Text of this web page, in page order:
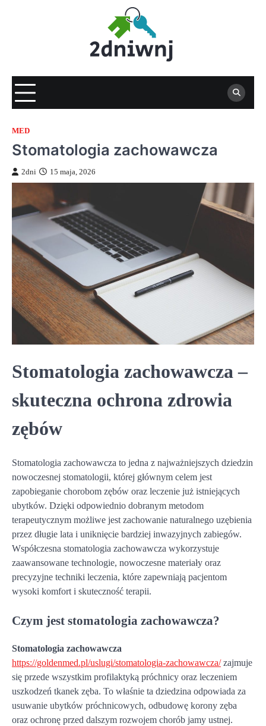
MED
Stomatologia zachowawcza
2dni 15 maja, 2026
Stomatologia zachowawcza –
skuteczna ochrona zdrowia
zębów
Stomatologia zachowawcza to jedna z najważniejszych dziedzin
nowoczesnej stomatologii, której głównym celem jest
zapobieganie chorobom zębów oraz leczenie już istniejących
ubytków. Dzięki odpowiednio dobranym metodom
terapeutycznym możliwe jest zachowanie naturalnego uzębienia
przez długie lata i uniknięcie bardziej inwazyjnych zabiegów.
Współczesna stomatologia zachowawcza wykorzystuje
zaawansowane technologie, nowoczesne materiały oraz
precyzyjne techniki leczenia, które zapewniają pacjentom
wysoki komfort i skuteczność terapii.
Czym jest stomatologia zachowawcza?
Stomatologia zachowawcza
https://goldenmed.pl/uslugi/stomatologia-zachowawcza/zajmuje
się przede wszystkim profilaktyką próchnicy oraz leczeniem
uszkodzeń tkanek zęba. To właśnie ta dziedzina odpowiada za
usuwanie ubytków próchnicowych, odbudowę korony zęba
oraz ochronę przed dalszym rozwojem chorób jamy ustnej.